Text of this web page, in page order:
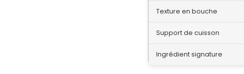
Texture en bouche
Support de cuisson
Ingrédient signature